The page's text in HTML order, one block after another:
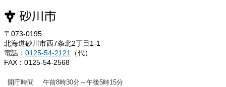
〒073-0195
北海道砂川市西7条北2丁目1-1
電話： 0125-54-2121
（代）
FAX：0125-54-2568
開庁時間
午前8時30分～午後5時15分